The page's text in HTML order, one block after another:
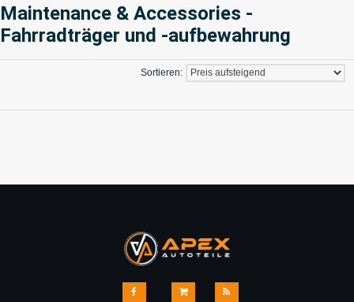
Maintenance & Accessories -
Fahrradträger und -aufbewahrung
Sortieren: